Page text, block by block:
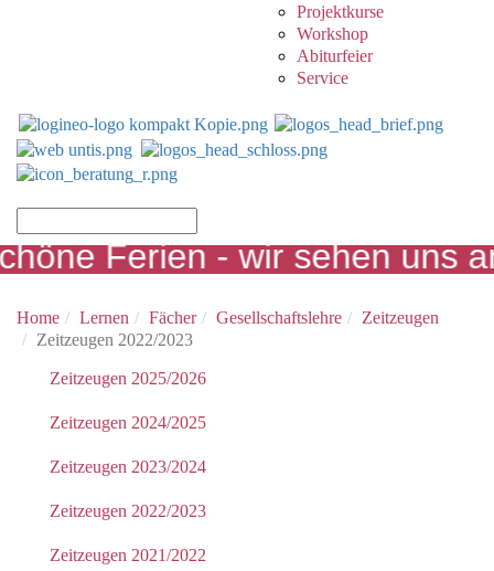
Projektkurse
Workshop
Abiturfeier
Service
Ferien - wir sehen uns
Home Lernen Fächer Gesellschaftslehre
Zeitzeugen
Zeitzeugen 2022/2023
Zeitzeugen 2025/2026
Zeitzeugen 2024/2025
Zeitzeugen 2023/2024
Zeitzeugen 2022/2023
Zeitzeugen 2021/2022